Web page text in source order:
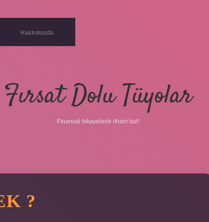
Hakkımızda
Fırsat Dolu Tüyolar
Finansal hikayelerle ilham bul!
?